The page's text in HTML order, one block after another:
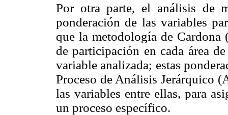
Por otra parte, el análisis de
ponderación de las variables
que la metodología de
de participación en cada área
variable analizada; estas
Proceso de Análisis Jerárquico
las variables entre ellas, para
un proceso específico.